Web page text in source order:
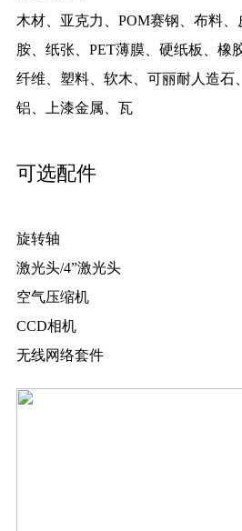
木材、亚克力、POM赛钢、布料
胺、纸张、PET薄膜、硬纸板、橡
纤维、塑料、软木、可丽耐人造石
铝、上漆金属、瓦
可选配件
旋转轴
激光头/4”激光头
空气压缩机
CCD相机
无线网络套件